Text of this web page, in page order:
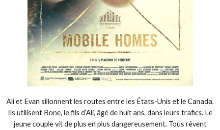
Ali et Evan sillonnent les routes entre les États-Unis et le Canada.
Ils utilisent Bone, le fils d’Ali, âgé de huit ans, dans leurs trafics. Le
jeune couple vit de plus en plus dangereusement. Tous rêvent